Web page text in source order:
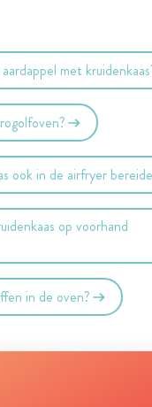
met
ook in de airfryer
op voorhand
in de oven?